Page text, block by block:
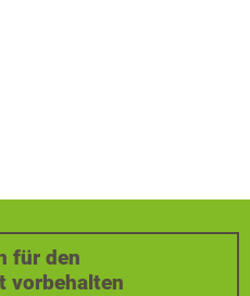
für den
vorbehalten